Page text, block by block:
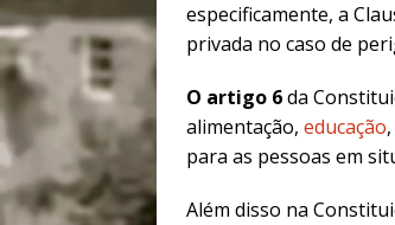
especificamente, a
privada no caso de
O artigo 6da
alimentação, educação,
para as pessoas em
Além disso na